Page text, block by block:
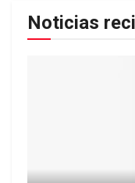
Noticias